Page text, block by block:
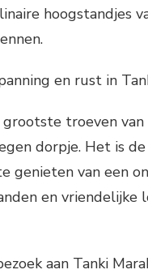
hoogstandjes
en rust in
grootste troeven
dorpje. Het is
genieten van een
en vriendelijke
aan Tanki